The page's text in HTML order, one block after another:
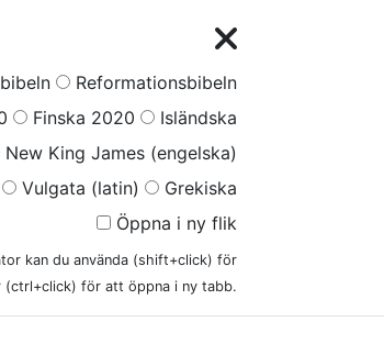
Reformationsbibeln
Finska 2020
Isländska
New King James (engelska)
Vulgata (latin)
Grekiska
Öppna i ny flik
kan du använda (shift+click) för
för att öppna i ny tabb.